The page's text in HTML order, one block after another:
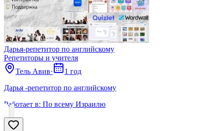
Дарья-репетитор по английскому
Репетиторы и учителя
Тель Авив·
1 год
Дарья -репетитор по английскому
Работает в: По всему Израилю